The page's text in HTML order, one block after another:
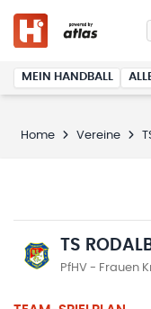
MEIN HANDBALL
Home Vereine
TS
PfHV - Frauen